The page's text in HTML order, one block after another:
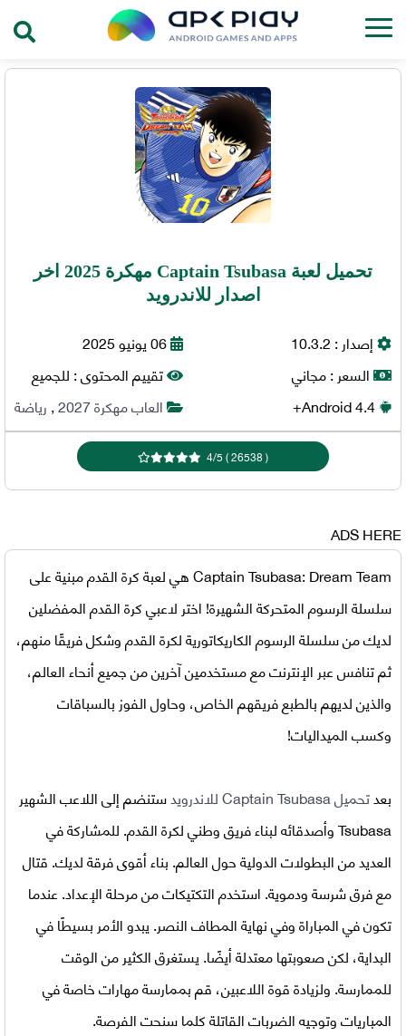
تحميل لعبة Captain Tsubasa مهكرة 2025 اخر
اصدار للاندرويد
إصدار :10.3.2
السعر :مجاني
Android4.4+
06 يونيو 2025
تقييم المحتوى :للجميع
العاب مهكرة 2027
,رياضة
(
26538
)
4/5
ADS HERE
Captain Tsubasa: Dream Teamهي لعبة كرة القدم مبنية على
سلسلة الرسوم المتحركة الشهيرة! اختر لاعبي كرة القدم المفضلين
لديك من سلسلة الرسوم الكاريكاتورية لكرة القدم وشكل فريقًا منهم،
ثم تنافس عبر الإنترنت مع مستخدمين آخرين من جميع أنحاء العالم،
والذين لديهم بالطبع فريقهم الخاص، وحاول الفوز بالسباقات
وكسب الميداليات!
بعدتحميلCaptain Tsubasa للاندرويد
ستنضم إلى اللاعب الشهير
Tsubasa وأصدقائه لبناء فريق وطني لكرة القدم. للمشاركة في
العديد من البطولات الدولية حول العالم. بناء أقوى فرقة لديك. قتال
مع فرق شرسة ودموية. استخدم التكتيكات من مرحلة الإعداد. عندما
تكون في المباراة وفي نهاية المطاف النصر. يبدو الأمر بسيطًا في
البداية، لكن صعوبتها معتدلة أيضًا. يستغرق الكثير من الوقت
للممارسة. ولزيادة قوة اللاعبين، قم بممارسة مهارات خاصة في
المباريات وتوجيه الضربات القاتلة كلما سنحت الفرصة.